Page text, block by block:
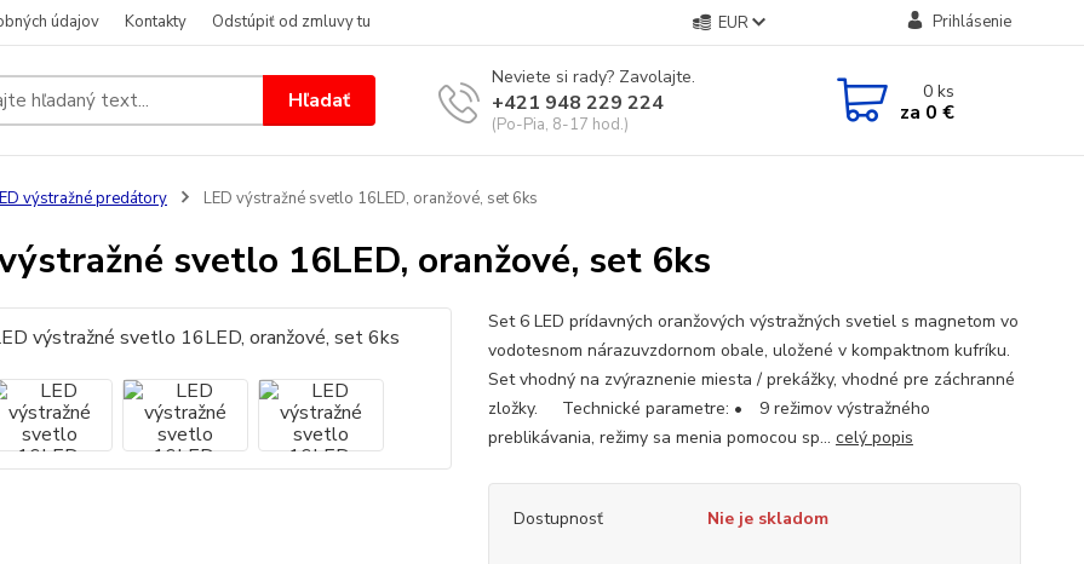
údajov Kontakty Odstúpiť od zmluvy tu EUR Prihlásenie
Hľadať
Neviete si rady? Zavolajte.
+421 948 229 224
(Po-Pia, 8-17 hod.)
0ks
za 0 €
výstražné predátory LED výstražné svetlo 16LED, oranžové, set 6ks
svetlo 16LED, oranžové, set 6ks
Set 6 LED prídavných oranžových výstražných svetiel s magnetom vo
vodotesnom nárazuvzdornom obale, uložené v kompaktnom kufríku.
Set vhodný na zvýraznenie miesta / prekážky, vhodné pre záchranné
zložky. Technické parametre: • 9 režimov výstražného
preblikávania, režimy sa menia pomocou sp... celý popis
Dostupnosť Nie je skladom